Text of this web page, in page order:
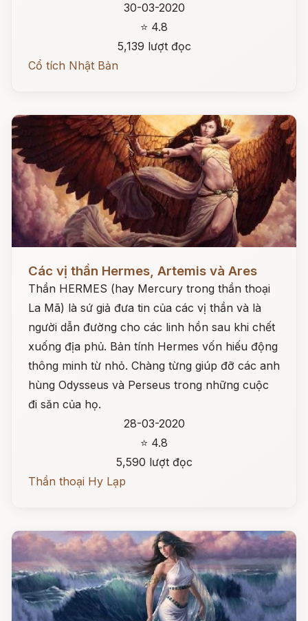
30-03-2020
⭐ 4.8
5,139 lượt đọc
Cổ tích Nhật Bản
Các vị thần Hermes, Artemis và Ares
Thần HERMES (hay Mercury trong thần thoại
La Mã) là sứ giả đưa tin của các vị thần và là
người dẫn đường cho các linh hồn sau khi chết
xuống địa phủ. Bản tính Hermes vốn hiếu động
thông minh từ nhỏ. Chàng từng giúp đỡ các anh
hùng Odysseus và Perseus trong những cuộc
đi săn của họ.
28-03-2020
⭐ 4.8
5,590 lượt đọc
Thần thoại Hy Lạp